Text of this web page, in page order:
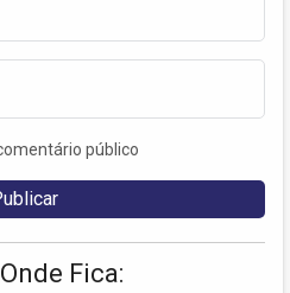
público
Fica: